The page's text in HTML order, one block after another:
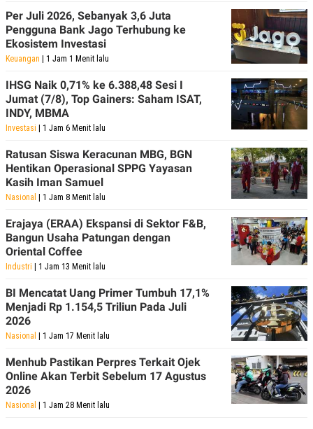
Per Juli 2026, Sebanyak 3,6 Juta
Pengguna Bank Jago Terhubung ke
Ekosistem Investasi
Keuangan | 1 Jam 1 Menit lalu
IHSG Naik 0,71% ke 6.388,48 Sesi I
Jumat (7/8), Top Gainers: Saham ISAT,
INDY, MBMA
Investasi | 1 Jam 6 Menit lalu
Ratusan Siswa Keracunan MBG, BGN
Hentikan Operasional SPPG Yayasan
Kasih Iman Samuel
Nasional | 1 Jam 8 Menit lalu
Erajaya (ERAA) Ekspansi di Sektor F&B,
Bangun Usaha Patungan dengan
Oriental Coffee
Industri | 1 Jam 13 Menit lalu
BI Mencatat Uang Primer Tumbuh 17,1%
Menjadi Rp 1.154,5 Triliun Pada Juli
2026
Nasional | 1 Jam 17 Menit lalu
Menhub Pastikan Perpres Terkait Ojek
Online Akan Terbit Sebelum 17 Agustus
2026
Nasional | 1 Jam 28 Menit lalu